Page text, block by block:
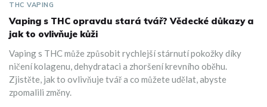
THC VAPING
Vaping s THC opravdu stará tvář? Vědecké důkazy a
jak to ovlivňuje kůži
Vaping s THC může způsobit rychlejší stárnutí pokožky díky
ničení kolagenu, dehydrataci a zhoršení krevního oběhu.
Zjistěte, jak to ovlivňuje tvář a co můžete udělat, abyste
zpomalili změny.